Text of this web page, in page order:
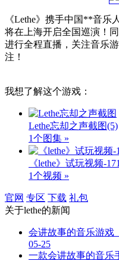
《Lethe》携手中国**音
将在上海开启全国巡演！
进行全程直播，关注音乐
注！
我想了解这个游戏：
Lethe忘却之声截图(5)
1个图集 »
《lethe》试玩视频-
1个视频 »
官网 专区 下载 礼包
关于lethe的新闻
会讲故事的音乐游戏
05-25
一款会讲故事的音乐